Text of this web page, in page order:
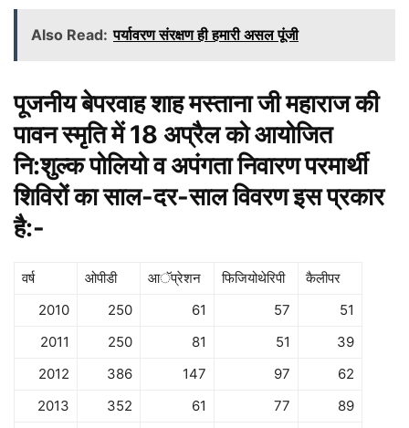
Also Read: पर्यावरण संरक्षण ही हमारी असल पूंजी
पूजनीय बेपरवाह शाह मस्ताना जी महाराज की
पावन स्मृति में 18 अप्रैल को आयोजित
नि:शुल्क पोलियो व अपंगता निवारण परमार्थी
शिविरों का साल-दर-साल विवरण इस प्रकार
है:-
वर्ष ओपीडी आॅप्रेशन फिजियोथेरिपी
कैलीपर
2010
250 61 57
51
2011
250 81 51
39
2012
386 147 97
62
2013
352 61 77
89